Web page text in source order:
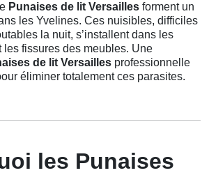
Punaises de lit Versailles forment un
les Yvelines. Ces nuisibles, difficiles
la nuit, s’installent dans les
les fissures des meubles. Une
de lit Versailles professionnelle
éliminer totalement ces parasites.
les Punaises